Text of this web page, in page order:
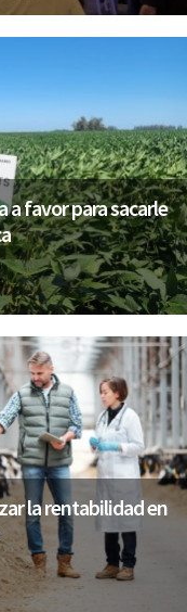
a favor para sacarle
la rentabilidad en